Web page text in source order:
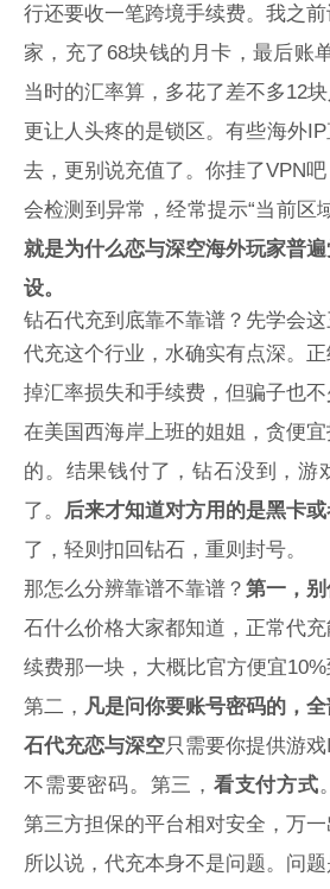
行还要收一笔跨境手续费。我之
家，充了68块钱的月卡，最后账
当时的汇率算，多花了差不多12块
更让人头疼的是锁区。有些海外
去，更别说充值了。你挂了VPN
会检测到异常，经常提示“当前区
就是为什么恋与深空海外玩家普
设。
钻石代充到底靠不靠谱？先学会
代充这个行业，水确实有点深。
掉汇率损失和手续费，但骗子也
在美国西海岸上班的姐姐，贪便
的。结果钱付了，钻石没到，游
了。
后来才知道对方用的是黑卡
了，轻则扣回钻石，重则封号。
那怎么分辨靠谱不靠谱？ 第一，
石什么价格大家都知道，正常代
续费那一块，大概比官方便宜10%
第二， 凡是问你要账号密码的，
石代充恋与深空只需要你提供游
不需要密码。第三， 看支付方式
第三方担保的平台相对安全，万一
所以说，代充本身不是问题。问